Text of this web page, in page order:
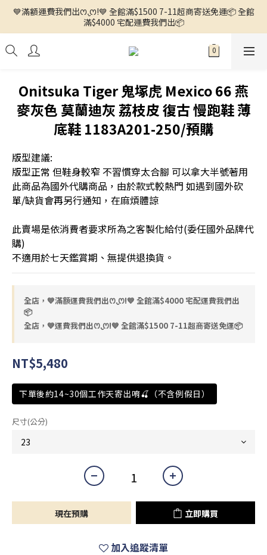
🌼徵求客人中🌼 ◕ᴗ<.ᐟ 更多新品歡迎追蹤官方INSTAGRAM🔗
💙滿額運費我們出ꯁ.̮ꯁ!💙 全館滿$1500 7-11超商寄送免運📦 全館
滿$4000 宅配運費我們出📦
🌼徵求客人中🌼 ◕ᴗ<.ᐟ 更多新品歡迎追蹤官方INSTAGRAM🔗
Onitsuka Tiger 鬼塚虎 Mexico 66 燕
麥灰色 莫蘭迪灰 荔枝皮 復古 慢跑鞋 薄
底鞋 1183A201-250/預購
版型建議:
版型正常 但鞋身較窄 不習慣穿太合腳 可以拿大半號著用
此商品為國外代購商品，由於款式較熱門 如遇到國外砍
單/缺貨會再另行通知，在麻煩體諒
此賣場是依消費者要求所為之客製化給付(委任國外品牌代
購)
不適用於七天鑑賞期、無提供退換貨。
全店，💙滿額運費我們出ꯁ.̮ꯁ!💙 全館滿$4000 宅配運費我們出
📦
全店，💙運費我們出ꯁ.̮ꯁ!💙 全館滿$1500 7-11超商寄送免運📦
NT$5,480
下單後約14~30個工作天寄出唷🍒（不含例假日）
尺寸(公分)
現在預購 立即購買
加入追蹤清單